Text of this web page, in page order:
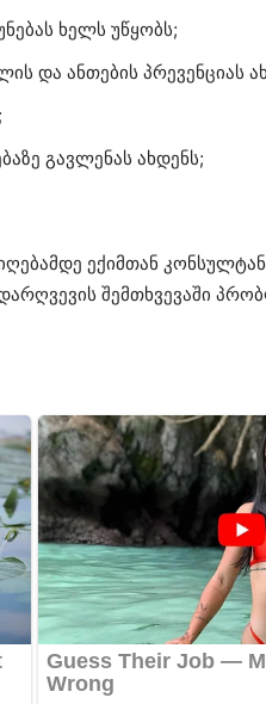
ხელს უწყობს;
და ანთების პრევენციას
გავლენას ახდენს;
ექიმთან
შემთხვევაში